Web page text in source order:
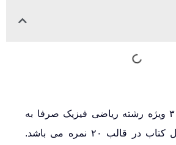
امتحان نهایی شیمی ۳ ویژه رشته ریاضی فیزیک صرفا به
صورت کتبی و از کل کتاب در قالب ۲۰ نمره می باشد.